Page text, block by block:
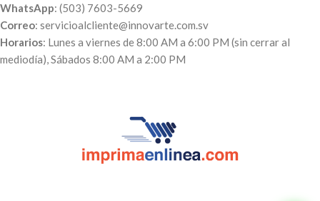
número de pedido y el día en qué
puedes pasar a recogerlo. Luego
te enviaremos el diseño de cómo
imprime.
número de pedido y el día en qué
puedes pasar a recogerlo. Luego
quedará y una vez aprobado se
WhatsApp: (503) 7603-5669
Correo: servicioalcliente@innovarte.com.sv
Horarios: Lunes a viernes de 8:00 AM a 6:00 PM (sin cerrar al
mediodía), Sábados 8:00 AM a 2:00 PM